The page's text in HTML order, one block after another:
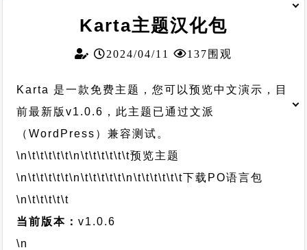
Karta主题汉化包
2024/04/11 137围观
Karta 是一款免费主题，您可以预览中文演示，目
前最新版v1.0.6，此主题已通过文派
（WordPress）兼容测试。
\n\t\t\t\t\t\n\t\t\t\t\t\t预览主题
\n\t\t\t\t\t\n\t\t\t\t\t\n\t\t\t\t\t\t下载PO语言包
\n\t\t\t\t\t
当前版本：v1.0.6
\n